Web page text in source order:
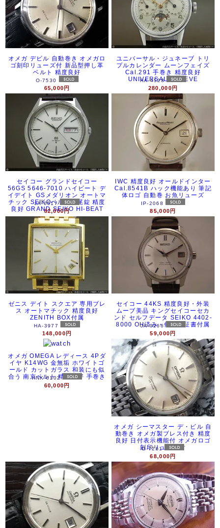
オメガ デビル 自動巻き オメガロ
ゴ刻印リューズ付 新品型押し革
ベルト 精度良好
O-7530
65,000円
ユニバーサル・ジュネーブ トリ
プルカレンダー ムーンフェイズ
Cal.291 手巻き 精度良好
UNIVERSAL GENEVE
HA-4528
280,000円
セイコー グランドセイコー
56GS 5646-7010 ハイビート デ
イデイト GSメダリオン オートマ
チック SEIKOベルト・尾錠 精度
良好 GRAND SEIKO HI-BEAT
JA-0517
82,000円
IWC 精度良好 オールドインター
Cal.8541B ハック機能あり 筆記
体ロゴ 自動巻 お魚リューズ
IP-2068
85,000円
ゼニス デイト スクエア 専用ブレ
ス オートマチック 精度良好
ZENITH BOX付属
HA-3977
148,000円
セイコー 44KS 精度良好・外装
ムーブ美品 キングセイコーセカ
ンド セルフデータ SEIKO 4402-
8000 OH済み・修理保証書付属
JA-0266
59,000円
オメガ OMEGA レディース 4Pダ
イヤ K14WG 金無垢 ホワイトゴ
ールド カットガラス 和装にも似
合う 南京ベルト 精度良好 手巻き
HNK-0102
60,000円
オメガ シーマスター デ・ビル 自
動巻き オメガ製ブレス付き 精度
良好 日付表示機能付 オメガロゴ
刻印リューズ付
O-7261
68,000円